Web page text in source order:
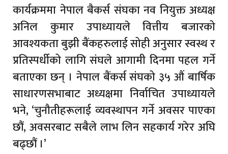
कार्यक्रममा नेपाल बैकर्स संघका नव नियुक्त अध्यक्ष
अनिल कुमार उपाध्यायले वित्तीय बजारको
आवश्यकता बुझी बैंकहरुलाई सोही अनुसार स्वस्थ र
प्रतिस्पर्धीको लागि संघले आगामी दिनमा पहल गर्ने
बताएका छन् । नेपाल बैंकर्स संघको ३५ औं बार्षिक
साधारणसभाबाट अध्यक्षमा निर्वाचित उपाध्यायले
भने, ‘चुनौतीहरूलाई व्यवस्थापन गर्ने अवसर पाएका
छौं, अवसरबाट सबैले लाभ लिन सहकार्य गरेर अघि
बढ्छौं ।’